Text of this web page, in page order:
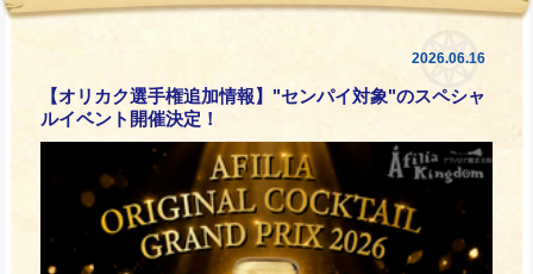
2026.06.16
【オリカク選手権追加情報】"センパイ対象"のスペシャ
ルイベント開催決定！